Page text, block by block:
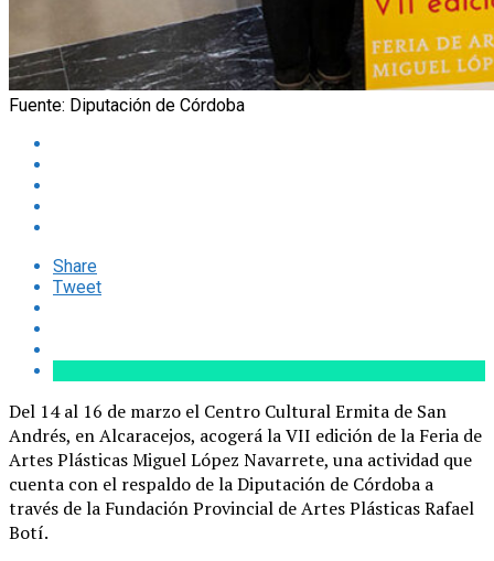
Fuente: Diputación de Córdoba
Share
Tweet
Del 14 al 16 de marzo el Centro Cultural Ermita de San
Andrés, en Alcaracejos, acogerá la VII edición de la Feria de
Artes Plásticas Miguel López Navarrete, una actividad que
cuenta con el respaldo de la Diputación de Córdoba a
través de la Fundación Provincial de Artes Plásticas Rafael
Botí.